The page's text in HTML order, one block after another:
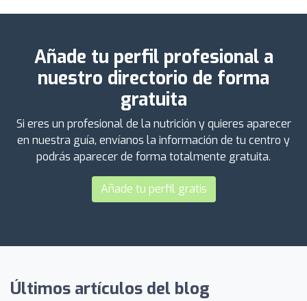
Añade tu perfil profesional a
nuestro directorio de forma
gratuita
Si eres un profesional de la nutrición y quieres aparecer
en nuestra guía, envíanos la información de tu centro y
podrás aparecer de forma totalmente gratuita.
Añade tu perfil gratis
Últimos artículos del blog